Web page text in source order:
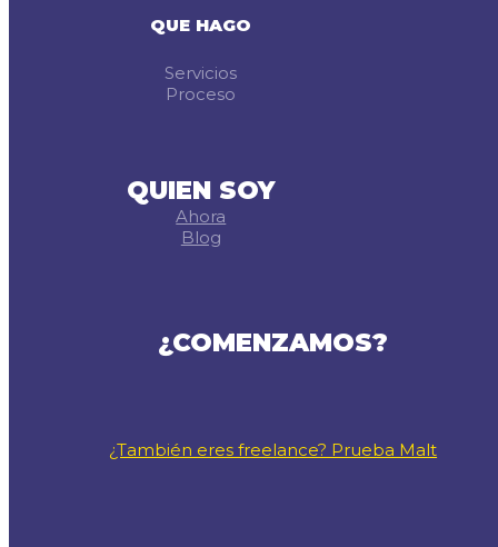
QUE HAGO
Servicios
Proceso
QUIEN SOY
Ahora
Blog
¿COMENZAMOS?
¿También eres freelance? Prueba Malt